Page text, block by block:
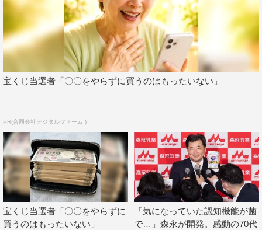
フルームに姿を見せる自由な一面もある。
木村達成 コメント
『ニュースゲート』編集担当・尾野順也役の木村達成で
す。
うちに、ラフで独特なものへと変化していきました。
尾野は、編集という仕事について、プロフェッショナルで
あることを当たり前に思い、みんなに頼られる人間です
が、実は余計なことばかり考えています。僕の少々細かい
部分に注目していただけると、より楽しんでいただけると
思います。よろしくお願いします。
宝くじ当選者「〇〇をやらずに買うのはもったいない」
PR(合同会社デジタルファーム )
宝くじ当選者「〇〇をやらずに
買うのはもったいない」
「気になっていた認知機能が菌
で…」森永が開発。感動の70代